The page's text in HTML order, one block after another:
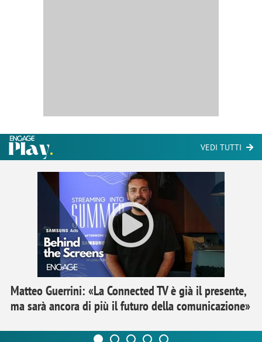
VEDI TUTTI
Matteo Guerrini: «La Connected TV è già il presente,
ma sarà ancora di più il futuro della comunicazione»